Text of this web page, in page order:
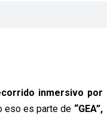
inmersivo por
eso es parte de “GEA”,